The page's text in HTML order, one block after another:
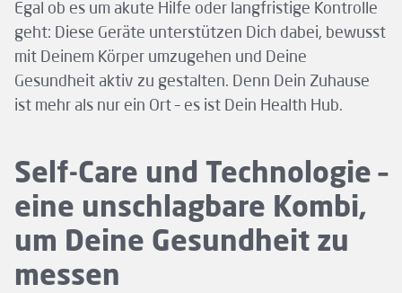
Egal ob es um akute Hilfe oder langfristige Kontrolle
geht: Diese Geräte unterstützen Dich dabei, bewusst
mit Deinem Körper umzugehen und Deine
Gesundheit aktiv zu gestalten. Denn Dein Zuhause
ist mehr als nur ein Ort – es ist Dein Health Hub.
Self-Care und Technologie –
eine unschlagbare Kombi,
um Deine Gesundheit zu
messen